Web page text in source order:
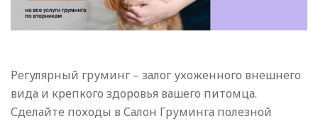
Регулярный груминг – залог ухоженного внешнего
вида и крепкого здоровья вашего питомца.
Сделайте походы в Салон Груминга полезной